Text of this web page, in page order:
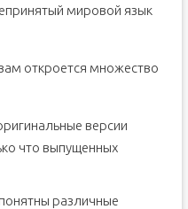
мировой язык
откроется множество
версии
что выпущенных
различные